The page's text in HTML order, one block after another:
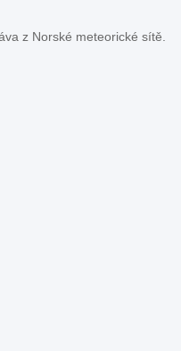
z Norské meteorické sítě.